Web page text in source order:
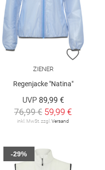
HINZUFÜGEN
ZUR
ZIENER
Regenjacke "Natina"
UVP 89,99 €
76,99 € 59,99 €
inkl. MwSt. zzgl.Versand
-29%